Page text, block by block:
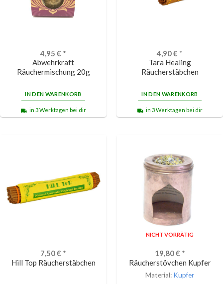
4,95 € *
Abwehrkraft
Räuchermischung 20g
IN DEN WARENKORB
in 3 Werktagen bei dir
4,90€ *
Tara Healing
Räucherstäbchen
IN DEN WARENKORB
in 3 Werktagen bei dir
7,50€ *
Hill Top Räucherstäbchen
NICHT VORRÄTIG
19,80€ *
Räucherstövchen Kupfer
Material: Kupfer